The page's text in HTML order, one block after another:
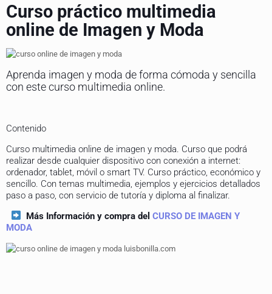
Curso práctico multimedia
online de Imagen y Moda
Aprenda imagen y moda de forma cómoda y sencilla
con este curso multimedia online.
Contenido
Curso multimedia online de imagen y moda. Curso que podrá
realizar desde cualquier dispositivo con conexión a internet:
ordenador, tablet, móvil o smart TV. Curso práctico, económico y
sencillo. Con temas multimedia, ejemplos y ejercicios detallados
paso a paso, con servicio de tutoría y diploma al finalizar.
Más Información y compra delCURSO DE IMAGEN Y
MODA